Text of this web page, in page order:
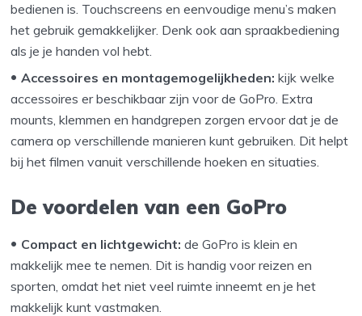
bedienen is. Touchscreens en eenvoudige menu’s maken
het gebruik gemakkelijker. Denk ook aan spraakbediening
als je je handen vol hebt.
Accessoires en montagemogelijkheden:kijk welke
accessoires er beschikbaar zijn voor de GoPro. Extra
mounts, klemmen en handgrepen zorgen ervoor dat je de
camera op verschillende manieren kunt gebruiken. Dit helpt
bij het filmen vanuit verschillende hoeken en situaties.
De voordelen van een GoPro
Compact en lichtgewicht: de GoPro is klein en
makkelijk mee te nemen. Dit is handig voor reizen en
sporten, omdat het niet veel ruimte inneemt en je het
makkelijk kunt vastmaken.